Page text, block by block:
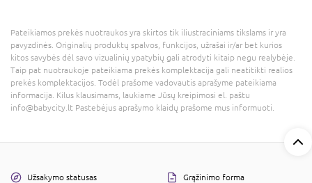
Pateikiamos prekės nuotraukos yra skirtos tik iliustraciniams tikslams ir yra
pavyzdinės. Originalių produktų spalvos, funkcijos, užrašai ir/ar bet kurios
kitos savybės dėl savo vizualinių ypatybių gali atrodyti kitaip negu realybėje.
Taip pat nuotraukoje pateikiama prekės komplektacija gali neatitikti realios
prekės komplektacijos. Todėl prašome vadovautis aprašyme pateikiama
informacija. Kilus klausimams, laukiame Jūsų kreipimosi el. paštu
info@babycity.lt Pastebėjus aprašymo klaidų prašome mus informuoti.
Užsakymo statusas Grąžinimo forma